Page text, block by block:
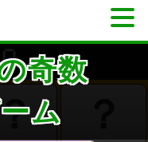
奇数
ム